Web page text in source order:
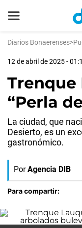
Diarios Bonaerenses>
12 de abril de 2025 -
Trenque
“Perla
La ciudad, que
Desierto, es un
gastronómico.
Por Agencia DIB
Para compartir: